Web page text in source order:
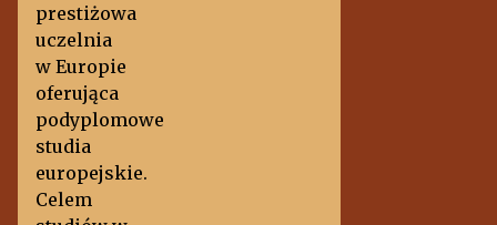
prestiżowa
uczelnia
w Europie
oferująca
podyplomowe
studia
europejskie.
Celem